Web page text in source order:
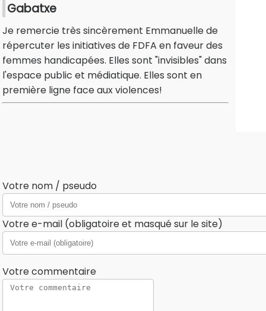
Gabatxe
Je remercie très sincèrement Emmanuelle de
répercuter les initiatives de FDFA en faveur des
femmes handicapées. Elles sont "invisibles" dans
l'espace public et médiatique. Elles sont en
première ligne face aux violences!
Votre nom / pseudo
Votre e-mail (obligatoire et masqué sur le site)
Votre commentaire